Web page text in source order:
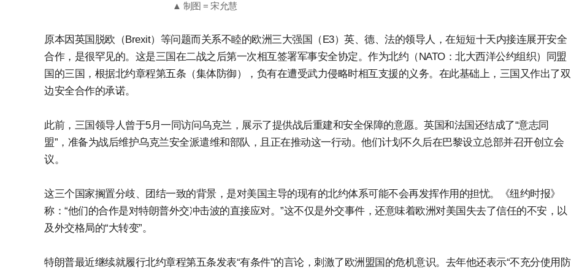
▲ 制图 = 宋允慧
原本因英国脱欧（Brexit）等问题而关系不睦的欧洲三大强国（E3）英、德、法的领导人，在短短十天内接连展开安全
合作，是很罕见的。这是三国在二战之后第一次相互签署军事安全协定。作为北约（NATO：北大西洋公约组织）同盟
国的三国，根据北约章程第五条（集体防御），负有在遭受武力侵略时相互支援的义务。在此基础上，三国又作出了双
边安全合作的承诺。
此前，三国领导人曾于5月一同访问乌克兰，展示了提供战后重建和安全保障的意愿。英国和法国还结成了“意志同
盟”，准备为战后维护乌克兰安全派遣维和部队，且正在推动这一行动。他们计划不久后在巴黎设立总部并召开创立会
议。
这三个国家搁置分歧、团结一致的背景，是对美国主导的现有的北约体系可能不会再发挥作用的担忧。《纽约时报》
称：“他们的合作是对特朗普外交冲击波的直接应对。”这不仅是外交事件，还意味着欧洲对美国失去了信任的不安，以
及外交格局的“大转变”。
特朗普最近继续就履行北约章程第五条发表“有条件”的言论，刺激了欧洲盟国的危机意识。去年他还表示“不充分使用防